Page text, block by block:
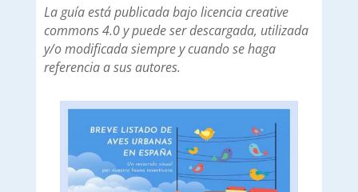
La guía está publicada bajo licencia creative
commons 4.0 y puede ser descargada, utilizada
y/o modificada siempre y cuando se haga
referencia a sus autores.